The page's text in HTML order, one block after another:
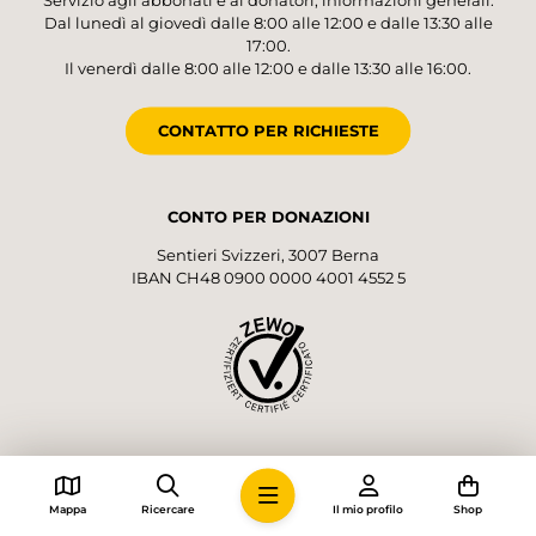
Dal lunedì al giovedì dalle 8:00 alle 12:00 e dalle 13:30 alle
17:00.
Il venerdì dalle 8:00 alle 12:00 e dalle 13:30 alle 16:00.
CONTATTO PER RICHIESTE
CONTO PER DONAZIONI
Sentieri Svizzeri, 3007 Berna
IBAN CH48 0900 0000 4001 4552 5
SEGUICI!
Mappa Ricercare Il mio profilo Shop